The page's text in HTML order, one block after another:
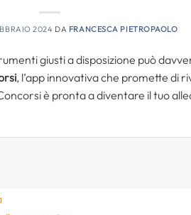
2024 DA FRANCESCA PIETROPAOLO
giusti a disposizione può
, l’app innovativa che promette di
è pronta a diventare il tuo